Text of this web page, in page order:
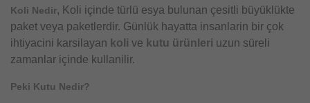
Koli Nedir, Koli içinde türlü esya bulunan çesitli büyüklükte
paket veya paketlerdir. Günlük hayatta insanlarin bir çok
ihtiyacini karsilayan koli ve kutu ürünleri uzun süreli
zamanlar içinde kullanilir.
Peki Kutu Nedir?